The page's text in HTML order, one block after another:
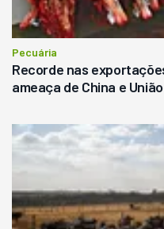
Pecuária
Recorde nas
ameaça de China e